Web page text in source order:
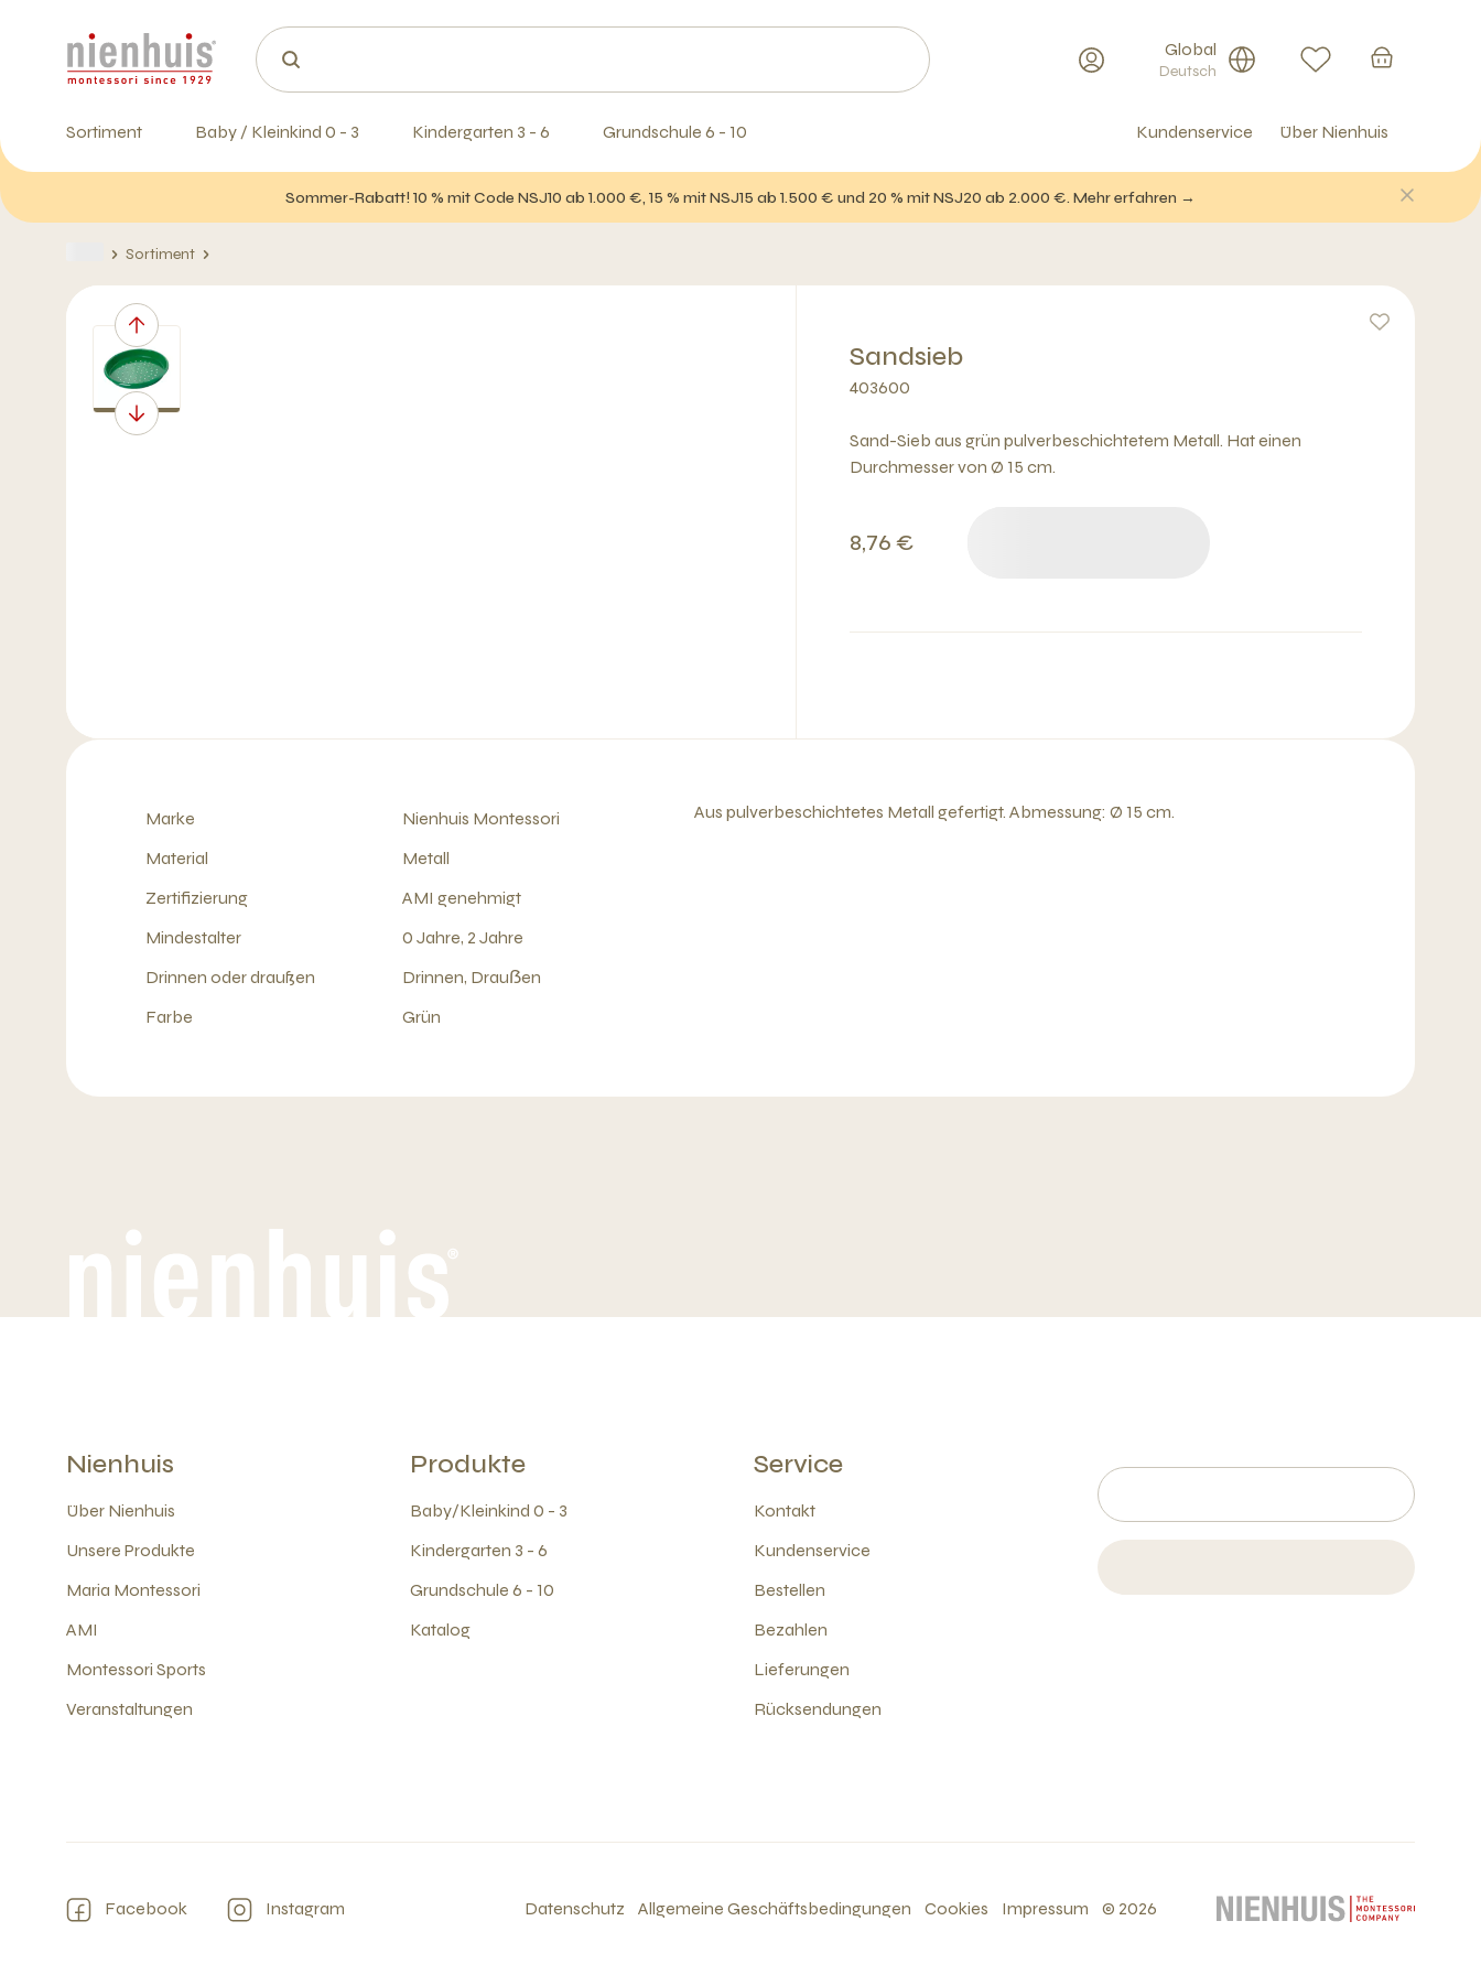
Global
Deutsch
Sortiment Baby / Kleinkind 0 - 3 Kindergarten 3 - 6 Grundschule 6 - 10 Kundenservice Über Nienhuis
Sommer-Rabatt! 10 % mit Code NSJ10 ab 1.000 €, 15 % mit NSJ15 ab 1.500 € und 20 % mit NSJ20 ab 2.000 €. Mehr erfahren →
Sortiment
Sandsieb
403600
Sand-Sieb aus grün pulverbeschichtetem Metall. Hat einen
Durchmesser von Ø 15 cm.
8,76 €
Marke
Nienhuis Montessori
Material
Metall
Zertifizierung
AMI genehmigt
Mindestalter
0 Jahre, 2 Jahre
Drinnen oder draußen
Drinnen, Drauẞen
Farbe
Grün
Aus pulverbeschichtetes Metall gefertigt. Abmessung: Ø 15 cm.
Nienhuis
Über Nienhuis
Unsere Produkte
Maria Montessori
AMI
Montessori Sports
Veranstaltungen
Produkte
Baby/Kleinkind 0 - 3
Kindergarten 3 - 6
Grundschule 6 - 10
Katalog
Service
Kontakt
Kundenservice
Bestellen
Bezahlen
Lieferungen
Rücksendungen
Facebook Instagram Datenschutz Allgemeine Geschäftsbedingungen Cookies Impressum © 2026